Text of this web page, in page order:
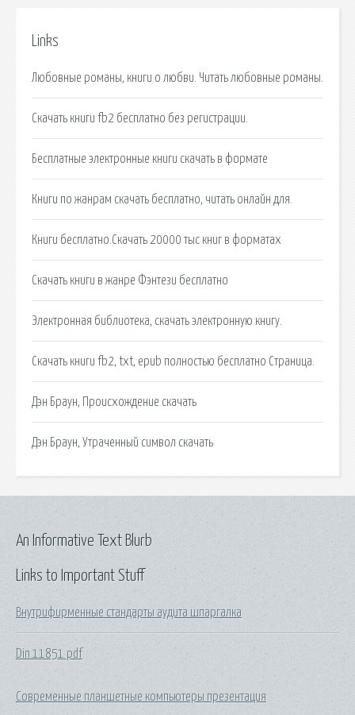
Links
Любовные романы, книги о любви. Читать любовные романы.
Скачать книги fb2 бесплатно без регистрации.
Бесплатные электронные книги скачать в формате
Книги по жанрам скачать бесплатно, читать онлайн для.
Книги бесплатно.Скачать 20000 тыс книг в форматах
Скачать книги в жанре Фэнтези бесплатно
Электронная библиотека, скачать электронную книгу.
Скачать книги fb2, txt, epub полностью бесплатно Страница.
Дэн Браун, Происхождение скачать
Дэн Браун, Утраченный символ скачать
Links to Important Stuff
Внутрифирменные стандарты аудита шпаргалка
Din 11851 pdf
Современные планшетные компьютеры презентация
An Informative Text Blurb